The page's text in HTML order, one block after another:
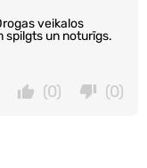
veikalos
spilgts un noturīgs.
(0)
(0)